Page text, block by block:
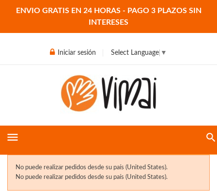
ENVIO GRATIS EN 24 HORAS - PAGO 3 PLAZOS SIN
INTERESES
Iniciar sesión Select Language ▼
menu
No puede realizar pedidos desde su país (United States).
No puede realizar pedidos desde su país (United States).